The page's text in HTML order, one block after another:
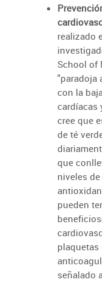
realizado
School of
"paradoja
con la
cardíacas
cree que
de té
que
niveles
pueden
plaquetas
señalado